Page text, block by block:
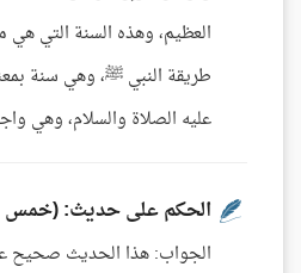
طريقة النبي ﷺ، وهي سنة
عليه الصلاة والسلام، وهي
الحكم على حديث: (خمس
الجواب: هذا الحديث صحيح